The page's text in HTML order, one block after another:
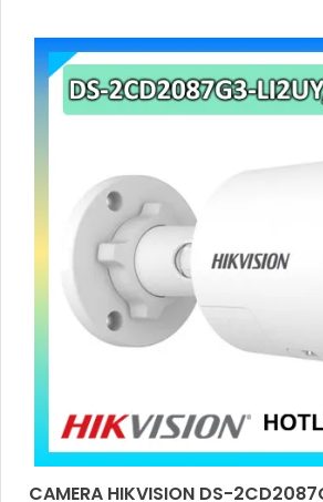
CAMERA HIKVISION DS-